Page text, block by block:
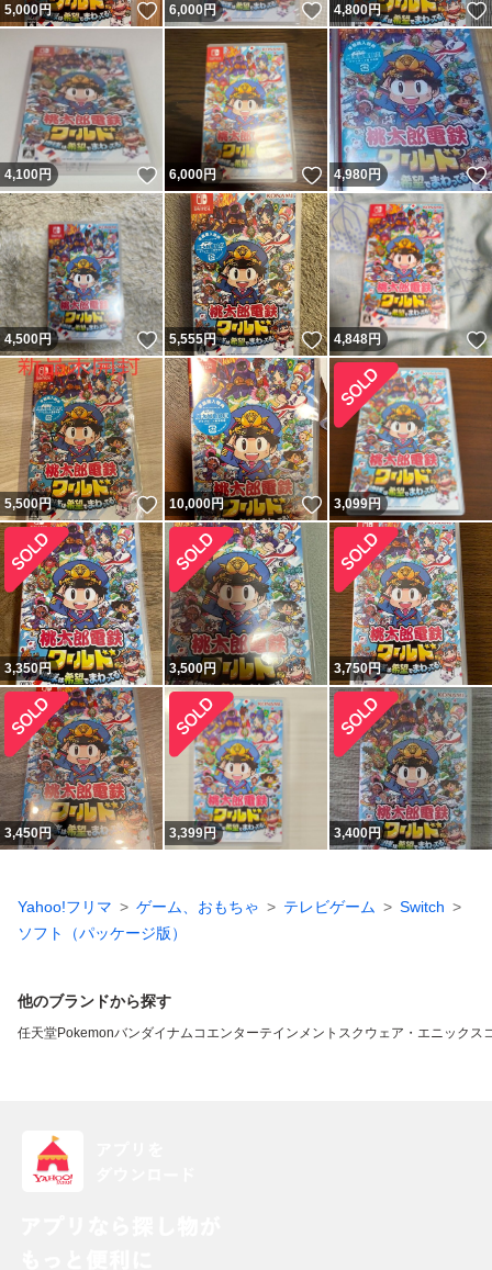
5,000円 いいね！
6,000円 いいね！
4,800円
4,100円 いいね！
6,000円 いいね！
4,980円
4,500円 いいね！
5,555円 いいね！
4,848円
5,500円 いいね！
10,000円 いいね！
3,099円
3,350円 3,500円 3,750円
3,450円 3,399円 3,400円
Yahoo!フリマ ゲーム、おもちゃ テレビゲーム
Switch
ソフト（パッケージ版）
他のブランドから探す
任天堂Pokemonバンダイナムコエンターテインメント スクウェア・エニックス